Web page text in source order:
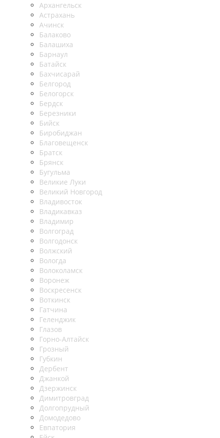
Архангельск
Астрахань
Ачинск
Балаково
Балашиха
Барнаул
Батайск
Бахчисарай
Белгород
Белогорск
Бердск
Березники
Бийск
Биробиджан
Благовещенск
Братск
Брянск
Бугульма
Великие Луки
Великий Новгород
Владивосток
Владикавказ
Владимир
Волгоград
Волгодонск
Волжский
Вологда
Волоколамск
Воронеж
Воскресенск
Воткинск
Гатчина
Геленджик
Глазов
Горно-Алтайск
Грозный
Губкин
Дербент
Джанкой
Дзержинск
Димитровград
Долгопрудный
Домодедово
Евпатория